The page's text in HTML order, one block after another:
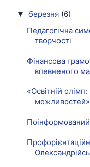
▼ березня (6)
Педагогічна
творчості
Фінансова
впевненого
«Освітній
можливостей»